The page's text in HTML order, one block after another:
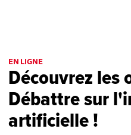
EN LIGNE
Découvrez les
Débattre sur
artificielle !